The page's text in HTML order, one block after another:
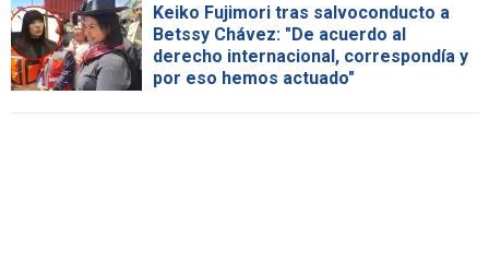
Keiko Fujimori tras salvoconducto a
Betssy Chávez: "De acuerdo al
derecho internacional, correspondía y
por eso hemos actuado"